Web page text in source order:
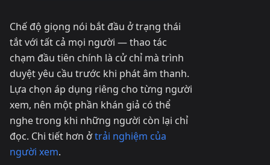
Chế độ giọng nói bắt đầu ở trạng thái
tắt với tất cả mọi người — thao tác
chạm đầu tiên chính là cử chỉ mà trình
duyệt yêu cầu trước khi phát âm thanh.
Lựa chọn áp dụng riêng cho từng người
xem, nên một phần khán giả có thể
nghe trong khi những người còn lại chỉ
đọc. Chi tiết hơn ởtrải nghiệm của
người xem.